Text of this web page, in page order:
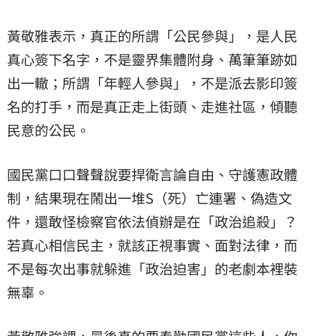
黃敬雅表示，真正的所謂「公民參與」，是人民
真心簽下名字，不是靈界集體附身、萬筆筆跡如
出一轍；所謂「年輕人參與」，不是派去影印簽
名的打手，而是真正走上街頭、走進社區，傾聽
民意的公民。
國民黨口口聲聲說要捍衛言論自由、守護憲政體
制，結果現在鬧出一堆S（死）亡連署、偽造文
件，還敢怪檢察官依法偵辦是在「政治追殺」？
若真心相信民主，就該正視事實、面對法律，而
不是每次出事就躲進「政治迫害」的老劇本裡裝
無辜。